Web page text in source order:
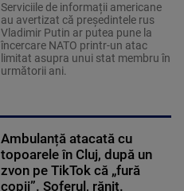
Serviciile de informații americane
au avertizat că președintele rus
Vladimir Putin ar putea pune la
încercare NATO printr-un atac
limitat asupra unui stat membru în
următorii ani.
Ambulanță atacată cu
topoarele în Cluj, după un
zvon pe TikTok că „fură
copii”. Șoferul, rănit.